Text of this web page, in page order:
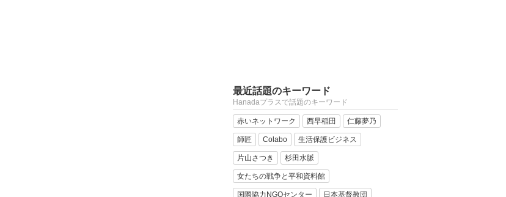
最近話題のキーワード
Hanadaプラスで話題のキーワード
赤いネットワーク 西早稲田 仁藤夢乃
師匠 Colabo 生活保護ビジネス
片山さつき 杉田水脈
女たちの戦争と平和資料館
国際協力NGOセンター 日本基督教団